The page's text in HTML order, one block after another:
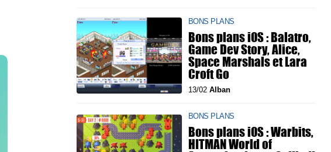
BONS PLANS
Bons plans iOS : Balatro,
Game Dev Story, Alice,
Space Marshals et Lara
Croft Go
13/02 Alban
BONS PLANS
Bons plans iOS : Warbits,
HITMAN World of